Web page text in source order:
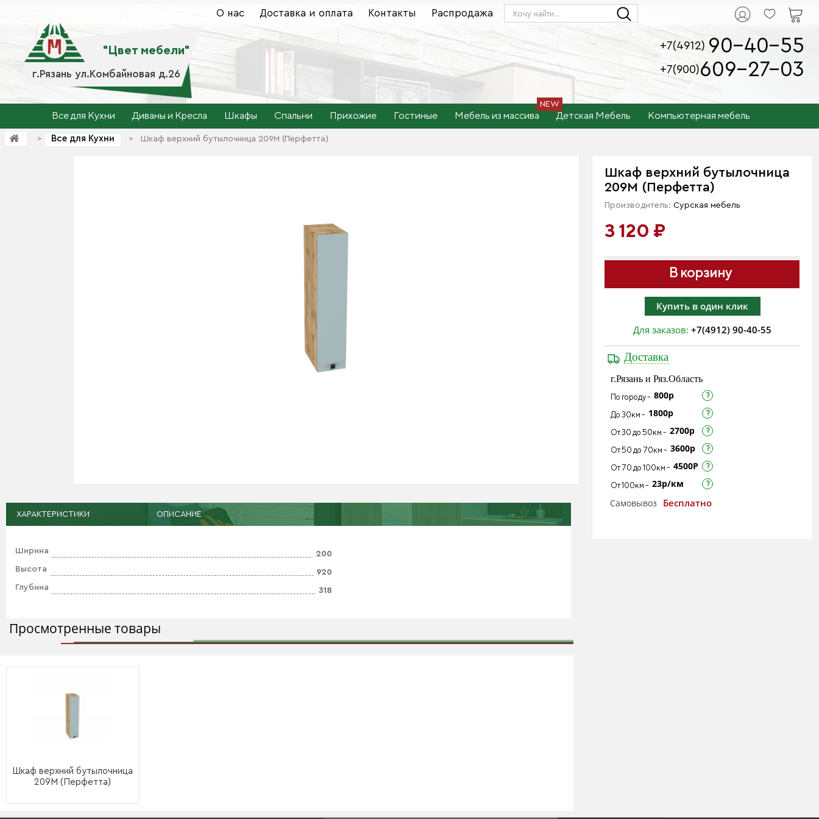
г.Рязань ул.Комбайновая д.26
"Цвет мебели"
О нас Доставка и оплата Контакты Распродажа
+7(4912) 90-40-55
+7(900)609-27-03
Все для Кухни Диваны и Кресла Шкафы Спальни Прихожие Гостиные Мебель из массива Детская Мебель Компьютерная мебель
> Все для Кухни > Шкаф верхний бутылочница 209М (Перфетта)
Шкаф верхний бутылочница
209М (Перфетта)
Производитель:Сурская мебель
3 120 ₽
В корзину
Купить в один клик
Для заказов:+7(4912) 90-40-55
Доставка
г.Рязань и Ряз.Область
По городу - 800р
До 30км - 1800р
От 30 до 50км - 2700р
От 50 до 70км - 3600р
От 70 до 100км - 4500Р
От 100км - 23р/км
Самовывоз
Бесплатно
ХАРАКТЕРИСТИКИ ОПИСАНИЕ
Ширина
200
Высота
920
Глубина
318
Просмотренные товары
Шкаф верхний бутылочница
209М (Перфетта)